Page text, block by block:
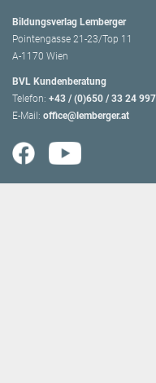
Bildungsverlag Lemberger
Pointengasse 21-23/Top 11
A-1170 Wien
BVL Kundenberatung
Telefon: +43 / (0)650 / 33 24 997
E-Mail: office@lemberger.at